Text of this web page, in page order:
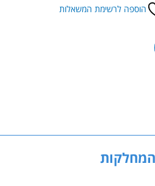
הוספה לרשימת המשאלות